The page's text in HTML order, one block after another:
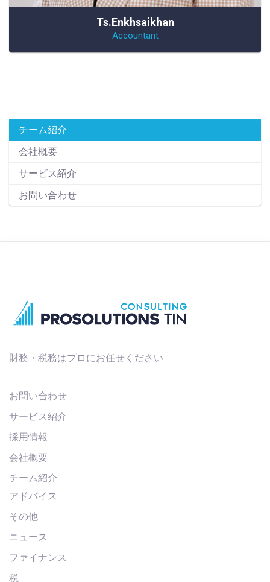
Ts.Enkhsaikhan
Accountant
チーム紹介
会社概要
サービス紹介
お問い合わせ
財務・税務はプロにお任せください
お問い合わせ
サービス紹介
採用情報
会社概要
チーム紹介
アドバイス
その他
ニュース
ファイナンス
税